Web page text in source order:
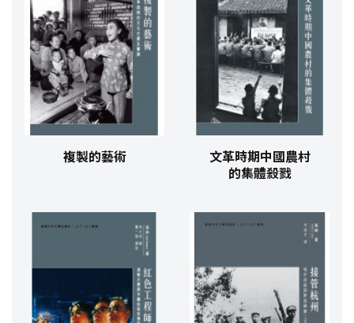
複製的藝術
文革時期中國農村
的集體殺戮